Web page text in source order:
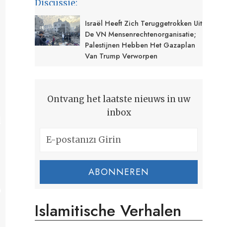
Israël Heeft Zich Teruggetrokken Uit
De VN Mensenrechtenorganisatie;
Palestijnen Hebben Het Gazaplan
Van Trump Verworpen
Ontvang het laatste nieuws in uw
inbox
ABONNEREN
Islamitische Verhalen